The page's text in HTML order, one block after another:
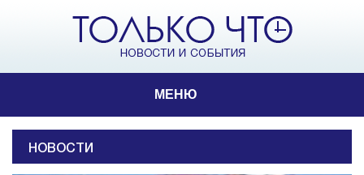
МЕНЮ
НОВОСТИ